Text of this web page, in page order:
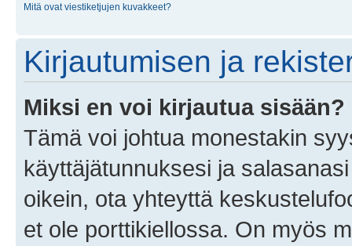
Mitä ovat viestiketjujen kuvakkeet?
Kirjautumisen ja
Miksi en voi kirjautua sisään?
Tämä voi johtua monestakin
käyttäjätunnuksesi ja
oikein, ota yhteyttä
et ole porttikiellossa. On myös